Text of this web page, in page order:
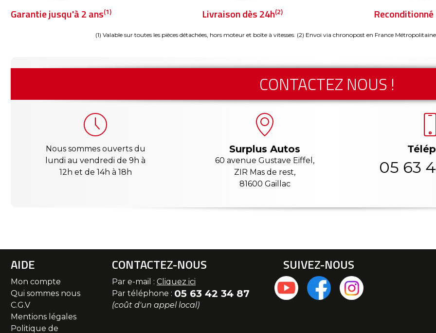
Garantie jusqu'à 2 ans(1) Livraison dès 24h(2) Reconditionné
(1) Valable sur toutes les pièces détachées, hors moteur et boîte à vitesses. (2) Envoi via chronopost en France
CONTACTEZ NOUS !
Nous sommes ouverts du
lundi au vendredi de 9h à
12h et de 14h à 18h
Surplus Autos
60 avenue Gustave Eiffel,
ZIR Mas de rest,
81600 Gaillac
05 63
AIDE
Mon compte
Qui sommes nous
C.G.V
Mentions légales
Politique de
CONTACTEZ-NOUS
Par e-mail : Cliquez ici
Par téléphone : 05 63 42 34 87
(coût d'un appel local)
SUIVEZ-NOUS